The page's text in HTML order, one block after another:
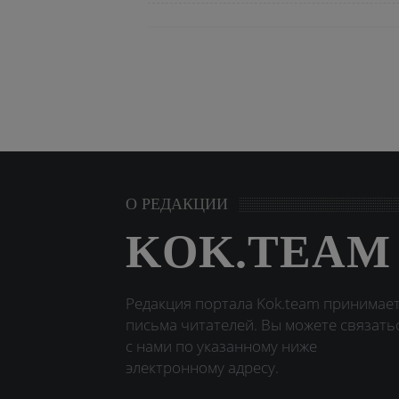
О РЕДАКЦИИ
KOK.TEAM
Редакция портала Kok.team принимает
письма читателей. Вы можете
с нами по указанному ниже
электронному адресу.